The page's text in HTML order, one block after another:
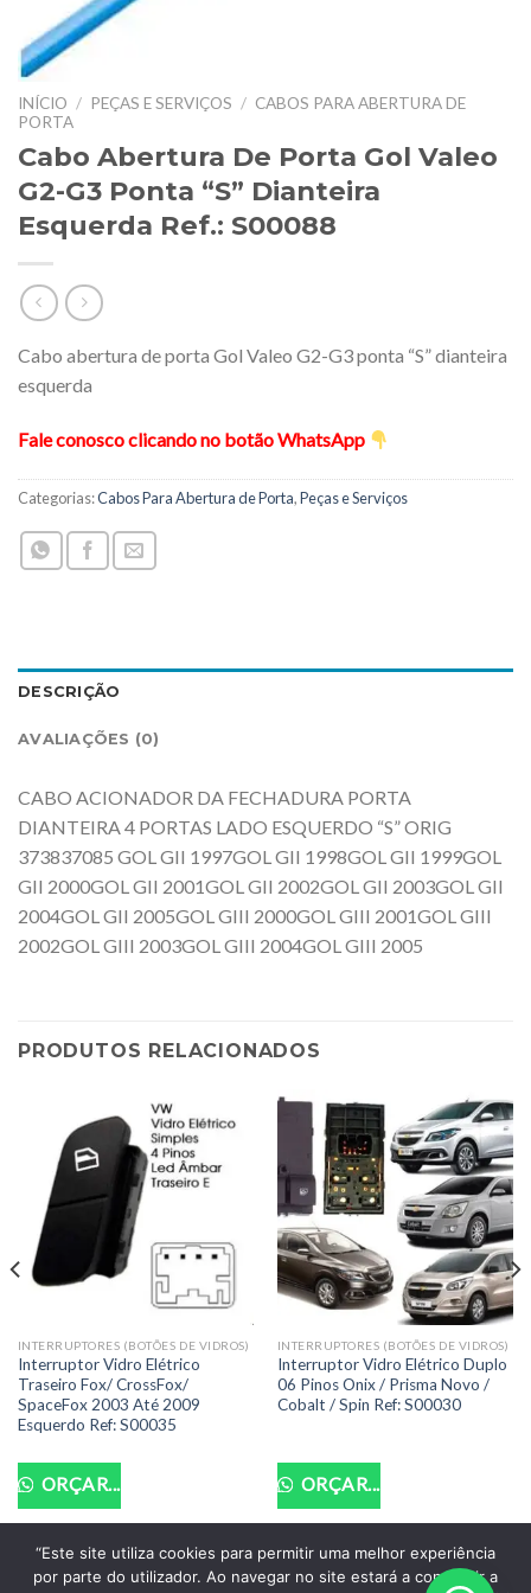
INÍCIO / PEÇAS E SERVIÇOS / CABOS PARA ABERTURA DE
PORTA
Cabo Abertura De Porta Gol Valeo
G2-G3 Ponta “S” Dianteira
Esquerda Ref.: S00088
Cabo abertura de porta Gol Valeo G2-G3 ponta “S” dianteira
esquerda
Fale conosco clicando no botão WhatsApp
Categorias:Cabos Para Abertura de Porta,Peças e Serviços
DESCRIÇÃO
AVALIAÇÕES (0)
CABO ACIONADOR DA FECHADURA PORTA
DIANTEIRA 4 PORTAS LADO ESQUERDO “S” ORIG
373837085 GOL GII 1997GOL GII 1998GOL GII 1999GOL
GII 2000GOL GII 2001GOL GII 2002GOL GII 2003GOL GII
2004GOL GII 2005GOL GIII 2000GOL GIII 2001GOL GIII
2002GOL GIII 2003GOL GIII 2004GOL GIII 2005
PRODUTOS RELACIONADOS
INTERRUPTORES (BOTÕES DE VIDROS)
Interruptor Vidro Elétrico
Traseiro Fox/ CrossFox/
SpaceFox 2003 Até 2009
Esquerdo Ref: S00035
ORÇAR...
INTERRUPTORES (BOTÕES DE VIDROS)
Interruptor Vidro Elétrico Duplo
06 Pinos Onix / Prisma Novo /
Cobalt / Spin Ref: S00030
ORÇAR...
POLITICA DE PRIVACIDADE TERMOS DE USO
“Este site utiliza cookies para permitir uma melhor experiência
por parte do utilizador. Ao navegar no site estará a consentir a